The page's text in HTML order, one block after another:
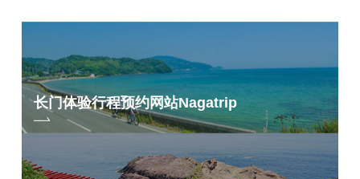
长门体验行程预约网站Nagatrip